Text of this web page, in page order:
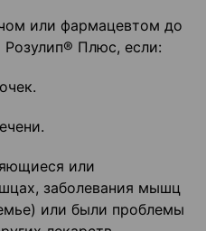
или фармацевтом до
Розулип® Плюс, если:
или
заболевания мышц
или были проблемы